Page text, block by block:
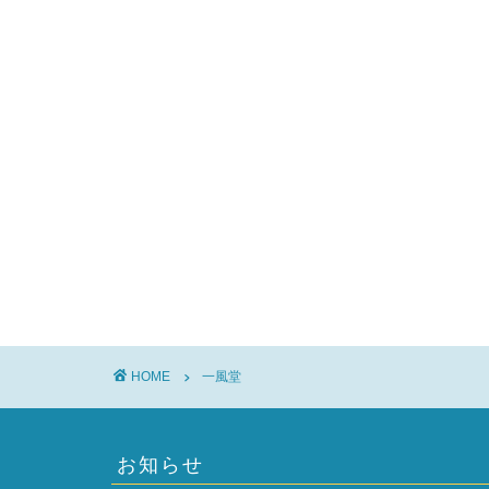
HOME 一風堂
お知らせ